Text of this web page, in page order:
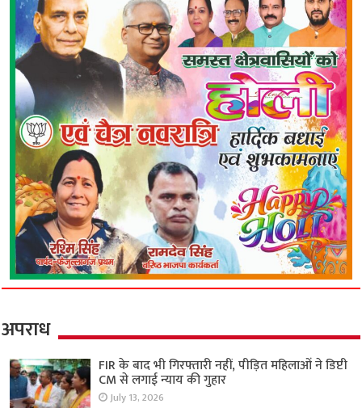
अपराध
FIR के बाद भी गिरफ्तारी नहीं, पीड़ित महिलाओं ने डिप्टी
CM से लगाई न्याय की गुहार
July 13, 2026